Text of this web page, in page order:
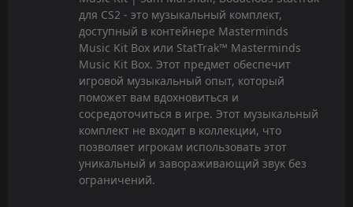
для CS2 - это музыкальный комплект,
доступный в контейнере Masterminds
Music Kit Box или StatTrak™ Masterminds
Music Kit Box. Этот предмет обеспечит
игровой музыкальный опыт, который
поможет вам вдохновиться и
сосредоточиться в игре. Этот музыкальный
комплект не входит в коллекции, что
позволяет игрокам использовать этот
уникальный и завораживающий звук без
ограничений.